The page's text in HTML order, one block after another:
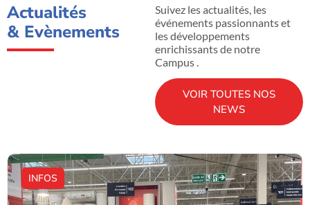
Actualités
& Evènements
Suivez les actualités, les
événements passionnants et
les développements
enrichissants de notre
Campus .
VOIR TOUTES NOS
NEWS
INFOS